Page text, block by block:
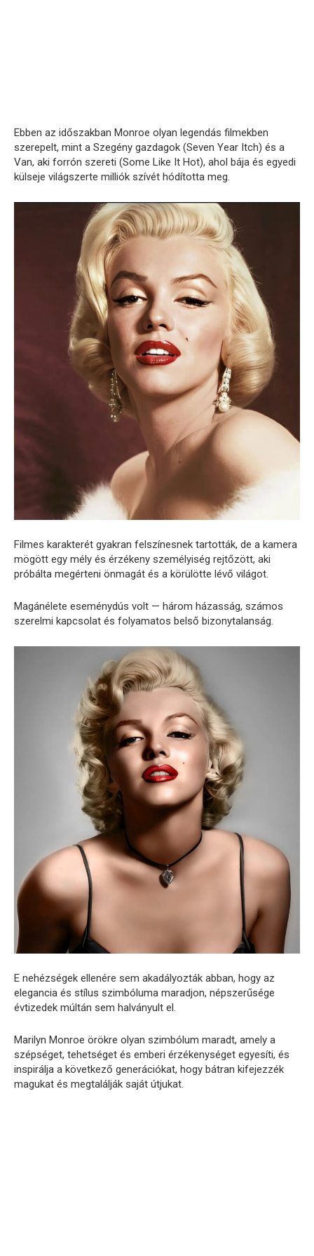
Ebben az időszakban Monroe olyan legendás filmekben
szerepelt, mint a Szegény gazdagok (Seven Year Itch) és a
Van, aki forrón szereti (Some Like It Hot), ahol bája és egyedi
külseje világszerte milliók szívét hódította meg.
Filmes karakterét gyakran felszínesnek tartották, de a kamera
mögött egy mély és érzékeny személyiség rejtőzött, aki
próbálta megérteni önmagát és a körülötte lévő világot.
Magánélete eseménydús volt — három házasság, számos
szerelmi kapcsolat és folyamatos belső bizonytalanság.
E nehézségek ellenére sem akadályozták abban, hogy az
elegancia és stílus szimbóluma maradjon, népszerűsége
évtizedek múltán sem halványult el.
Marilyn Monroe örökre olyan szimbólum maradt, amely a
szépséget, tehetséget és emberi érzékenységet egyesíti, és
inspirálja a következő generációkat, hogy bátran kifejezzék
magukat és megtalálják saját útjukat.